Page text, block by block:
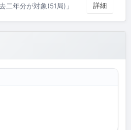
二年分が対象(51局)」 詳細